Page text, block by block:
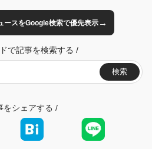
ースをGoogle検索で優先表示→
で記事を検索する /
検索
をシェアする /